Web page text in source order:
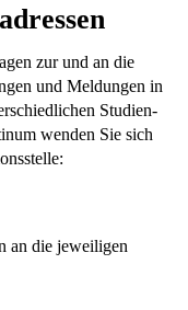
zur und an die
und Meldungen in
Studien-
wenden Sie sich
an die jeweiligen